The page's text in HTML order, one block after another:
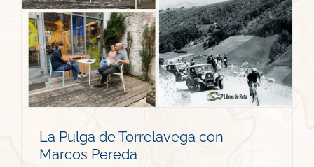
La Pulga de Torrelavega con
Marcos Pereda